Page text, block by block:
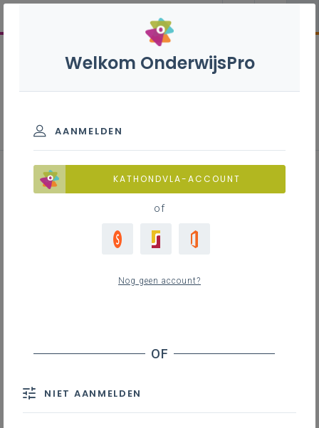
finaliteit
Raadpleeg via de leerplantool of download de
Inspirerend materiaal
Welkom OnderwijsPro
AANMELDEN
KATHONDVLA-ACCOUNT
of
Nog geen account?
NIET AANMELDEN